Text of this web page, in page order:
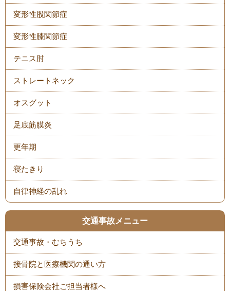
変形性股関節症
変形性膝関節症
テニス肘
ストレートネック
オスグット
足底筋膜炎
更年期
寝たきり
自律神経の乱れ
交通事故メニュー
交通事故・むちうち
接骨院と医療機関の通い方
損害保険会社ご担当者様へ